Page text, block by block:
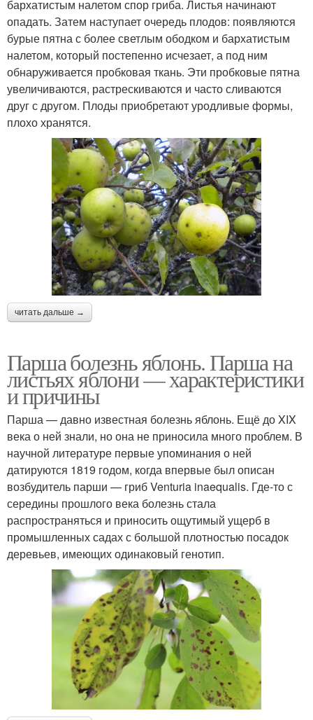
бархатистым налетом спор гриба. Листья начинают
опадать. Затем наступает очередь плодов: появляются
бурые пятна с более светлым ободком и бархатистым
налетом, который постепенно исчезает, а под ним
обнаруживается пробковая ткань. Эти пробковые пятна
увеличиваются, растрескиваются и часто сливаются
друг с другом. Плоды приобретают уродливые формы,
плохо хранятся.
читать дальше →
Парша болезнь яблонь. Парша на
листьях яблони — характеристики
и причины
Парша — давно известная болезнь яблонь. Ещё до XIX
века о ней знали, но она не приносила много проблем. В
научной литературе первые упоминания о ней
датируются 1819 годом, когда впервые был описан
возбудитель парши — гриб Venturia inaequalis. Где-то с
середины прошлого века болезнь стала
распространяться и приносить ощутимый ущерб в
промышленных садах с большой плотностью посадок
деревьев, имеющих одинаковый генотип.